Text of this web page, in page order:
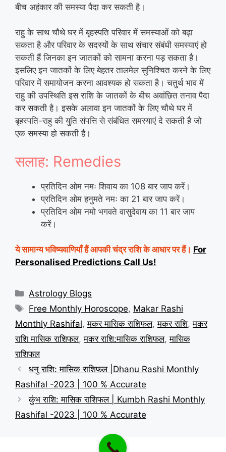
बीच अहंकार की समस्या पैदा कर सकती है।
राहु के साथ चौथे घर में बृहस्पति परिवार में समस्याओं को बढ़ा
सकता है और परिवार के सदस्यों के साथ संचार संबंधी समस्याएं हो
सकती हैं जिनका इन जातकों को सामना करना पड़ सकता है।
इसलिए इन जातकों के लिए बेहतर तालमेल सुनिश्चित करने के लिए
परिवार में समायोजन करना आवश्यक हो सकता है। चतुर्थ भाव में
राहु की उपस्थिति इस राशि के जातकों के बीच अवांछित तनाव पैदा
कर सकती है। इसके अलावा इन जातकों के लिए चौथे घर में
बृहस्पति-राहु की युति संपत्ति से संबंधित समस्याएं दे सकती है जो
एक समस्या हो सकती है।
सलाह: Remedies
प्रतिदिन ओम नमः शिवाय का 108 बार जाप करें।
प्रतिदिन ओम हनुमते नमः का 21 बार जाप करें।
प्रतिदिन ओम नमो भगवते वासुदेवाय का 11 बार जाप
करें।
ये सामान्य भविष्यवाणियाँ हैं आपकी चंद्र राशि के आधार पर हैं। For
Personalised Predictions Call Us!
Categories
Astrology Blogs
Tags
Free Monthly Horoscope, Makar Rashi
Monthly Rashifal,मकर मासिक राशिफल,मकर राशि,मकर
राशि मासिक राशिफल,मकर राशि:मासिक राशिफल,मासिक
राशिफल
धनु राशि: मासिक राशिफल |Dhanu Rashi Monthly
Rashifal -2023 | 100 % Accurate
कुंभ राशि: मासिक राशिफल | Kumbh Rashi Monthly
Rashifal -2023 | 100 % Accurate